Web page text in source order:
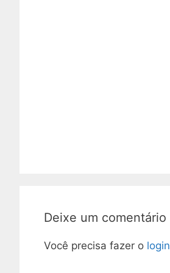
Deixe um comentário
Você precisa fazer o login